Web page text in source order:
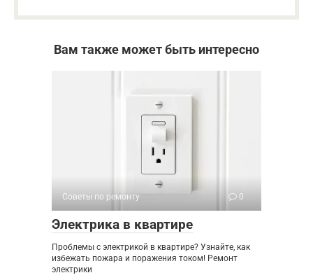
Вам также может быть интересно
Советы по ремонту 0
Электрика в квартире
Проблемы с электрикой в квартире? Узнайте, как
избежать пожара и поражения током! Ремонт
электрики